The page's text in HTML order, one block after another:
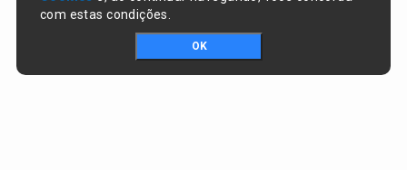
com estas condições.
OK